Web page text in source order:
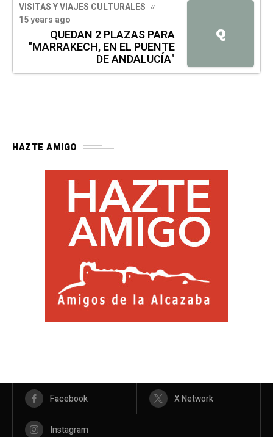
Q
VISITAS Y VIAJES CULTURALES
15 years ago
QUEDAN 2 PLAZAS PARA
"MARRAKECH, EN EL PUENTE
DE ANDALUCÍA"
HAZTE AMIGO
Facebook X Network
Instagram